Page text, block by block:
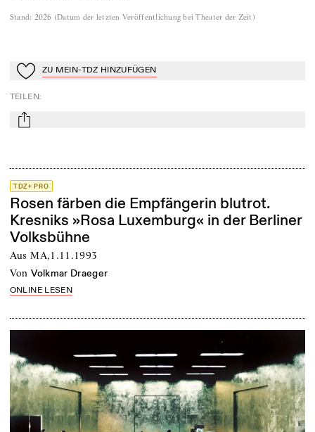
Stand: 2026 (Datum der letzten Veröffentlichung bei Theater der Zeit )
Zu Mein-TdZ hinzufügen
ZU MEIN-TDZ HINZUFÜGEN
TEILEN:
mail
TDZ+ PRO
Rosen färben die Empfängerin blutrot.
Kresniks »Rosa Luxemburg« in der Berliner
Volksbühne
Aus MA,1.11.1993
von Volkmar Draeger
ONLINE LESEN